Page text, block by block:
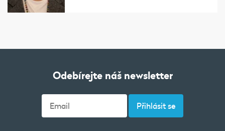
Odebírejte náš newsletter